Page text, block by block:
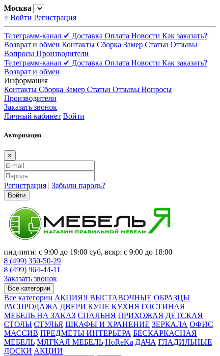
Москва
× Войти Регистрация
Телеграмм-канал ✔ Доставка Оплата Новости Как заказать?
Возврат и обмен Контакты Сборка Замер Статьи Отзывы
Вопросы Производители
Телеграмм-канал ✔ Доставка Оплата Новости Как заказать?
Возврат и обмен
Информация
Контакты Сборка Замер Статьи Отзывы Вопросы
Производители
Заказать звонок
Личный кабинет Войти
Авторизация
×
Регистрация | Забыли пароль?
Войти
пнд-пятн: с 9:00 до 19:00 суб, вскр: с 9:00 до 18:00
8 (499) 350-50-29
8 (499) 964-44-11
Заказать звонок
Все категории
Все категории АКЦИЯ!! ВЫСТАВОЧНЫЕ ОБРАЗЦЫ
РАСПРОДАЖА ДВЕРИ КУПЕ КУХНЯ ГОСТИНАЯ
МЕБЕЛЬ НА ЗАКАЗ СПАЛЬНЯ ПРИХОЖАЯ ДЕТСКАЯ
СТОЛЫ СТУЛЬЯ ШКАФЫ И ХРАНЕНИЕ ЗЕРКАЛА ОФИС
МАССИВ ПРЕДМЕТЫ ИНТЕРЬЕРА БЕСКАРКАСНАЯ
МЕБЕЛЬ МЯГКАЯ МЕБЕЛЬ HoReKa ДАЧА ГЛАДИЛЬНЫЕ
ДОСКИ АКЦИИ